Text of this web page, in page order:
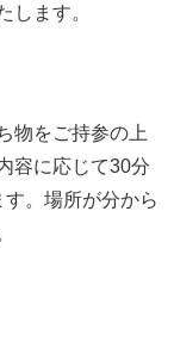
します。
物をご持参の上
容に応じて30分
。場所が分から